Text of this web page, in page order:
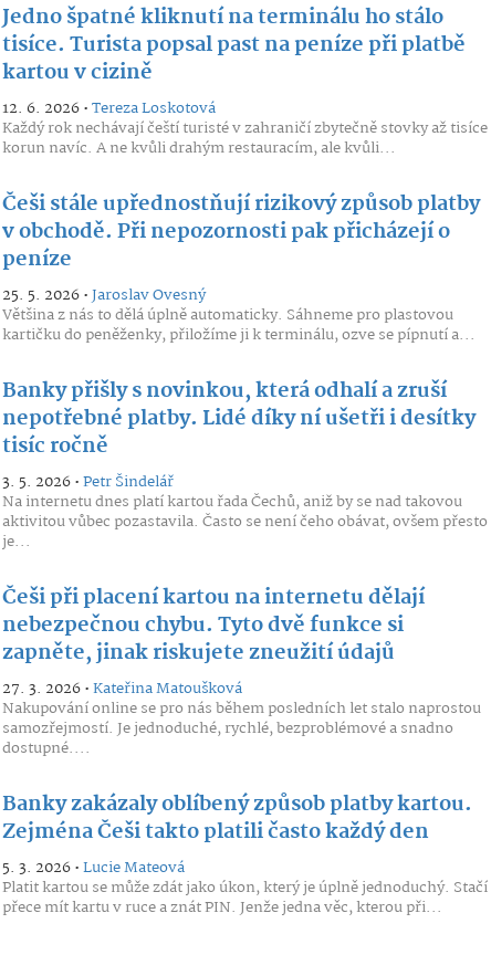
Jedno špatné kliknutí na terminálu ho stálo
tisíce. Turista popsal past na peníze při platbě
kartou v cizině
12. 6. 2026 •Tereza Loskotová
Každý rok nechávají čeští turisté v zahraničí zbytečně stovky až tisíce
korun navíc. A ne kvůli drahým restauracím, ale kvůli...
Češi stále upřednostňují rizikový způsob platby
v obchodě. Při nepozornosti pak přicházejí o
peníze
25. 5. 2026 •Jaroslav Ovesný
Většina z nás to dělá úplně automaticky. Sáhneme pro plastovou
kartičku do peněženky, přiložíme ji k terminálu, ozve se pípnutí a...
Banky přišly s novinkou, která odhalí a zruší
nepotřebné platby. Lidé díky ní ušetři i desítky
tisíc ročně
3. 5. 2026 •Petr Šindelář
Na internetu dnes platí kartou řada Čechů, aniž by se nad takovou
aktivitou vůbec pozastavila. Často se není čeho obávat, ovšem přesto
je...
Češi při placení kartou na internetu dělají
nebezpečnou chybu. Tyto dvě funkce si
zapněte, jinak riskujete zneužití údajů
27. 3. 2026 •Kateřina Matoušková
Nakupování online se pro nás během posledních let stalo naprostou
samozřejmostí. Je jednoduché, rychlé, bezproblémové a snadno
dostupné....
Banky zakázaly oblíbený způsob platby kartou.
Zejména Češi takto platili často každý den
5. 3. 2026 •Lucie Mateová
Platit kartou se může zdát jako úkon, který je úplně jednoduchý. Stačí
přece mít kartu v ruce a znát PIN. Jenže jedna věc, kterou při...